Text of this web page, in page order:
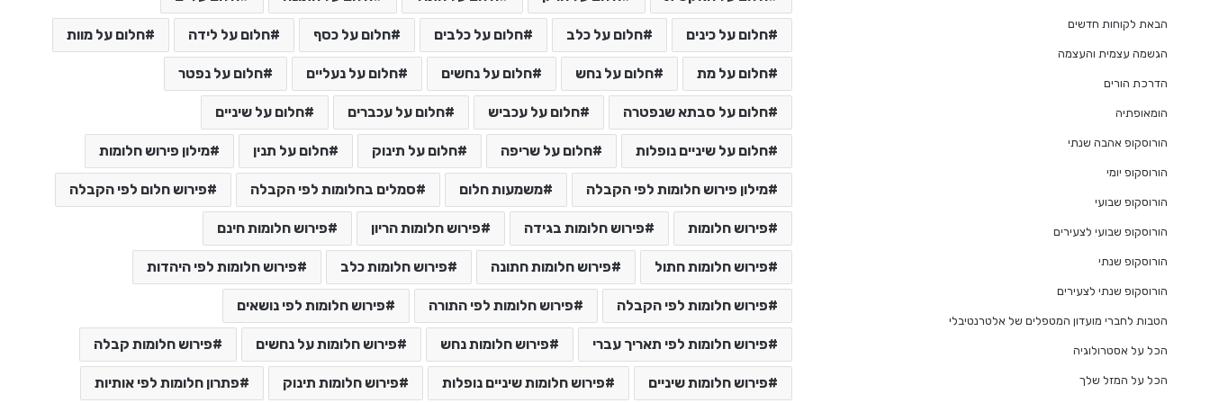
חלום על כינים חלום על כלב חלום על כלבים חלום על כסף חלום על לידה חלום על מוות
חלום על מת חלום על נחש חלום על נחשים חלום על נעליים חלום על נפטר
חלום על סבתא שנפטרה חלום על עכביש חלום על עכברים חלום על שיניים
חלום על שיניים נופלות חלום על שריפה חלום על תינוק חלום על תנין מילון פירוש חלומות
מילון פירוש חלומות לפי הקבלה משמעות חלום סמלים בחלומות לפי הקבלה פירוש חלום לפי הקבלה
פירוש חלומות פירוש חלומות בגידה פירוש חלומות הריון פירוש חלומות חינם
פירוש חלומות חתול פירוש חלומות חתונה פירוש חלומות כלב פירוש חלומות לפי היהדות
פירוש חלומות לפי הקבלה פירוש חלומות לפי התורה פירוש חלומות לפי נושאים
פירוש חלומות לפי תאריך עברי פירוש חלומות נחש פירוש חלומות על נחשים פירוש חלומות קבלה
פירוש חלומות שיניים פירוש חלומות שיניים נופלות פירוש חלומות תינוק פתרון חלומות לפי אותיות
הבאת לקוחות חדשים
הגשמה עצמית והעצמה
הדרכת הורים
הומאופתיה
הורוסקופ אהבה שנתי
הורוסקופ יומי
הורוסקופ שבועי
הורוסקופ שבועי לצעירים
הורוסקופ שנתי
הורוסקופ שנתי לצעירים
הטבות לחברי מועדון המטפלים של אלטרנטיבלי
הכל על אסטרולוגיה
הכל על המזל שלך